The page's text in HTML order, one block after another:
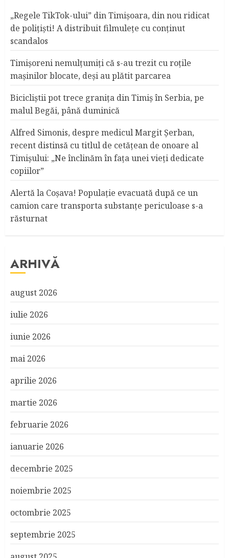
„Regele TikTok-ului” din Timişoara, din nou ridicat
de poliţişti! A distribuit filmuleţe cu conţinut
scandalos
Timişoreni nemulţumiţi că s-au trezit cu roţile
maşinilor blocate, deşi au plătit parcarea
Bicicliştii pot trece graniţa din Timiş în Serbia, pe
malul Begăi, până duminică
Alfred Simonis, despre medicul Margit Şerban,
recent distinsă cu titlul de cetățean de onoare al
Timişului: „Ne înclinăm în fața unei vieți dedicate
copiilor”
Alertă la Coşava! Populaţie evacuată după ce un
camion care transporta substanţe periculoase s-a
răsturnat
ARHIVĂ
august 2026
iulie 2026
iunie 2026
mai 2026
aprilie 2026
martie 2026
februarie 2026
ianuarie 2026
decembrie 2025
noiembrie 2025
octombrie 2025
septembrie 2025